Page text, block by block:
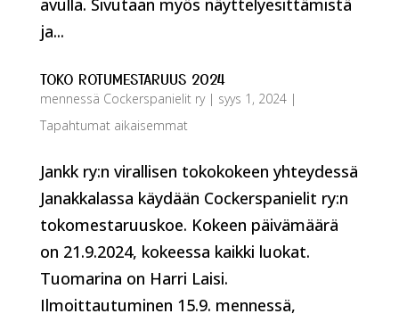
avulla. Sivutaan myös näyttelyesittämistä
ja...
TOKO ROTUMESTARUUS 2024
mennessä Cockerspanielit ry| syys 1, 2024|
Tapahtumat aikaisemmat
Jankk ry:n virallisen tokokokeen yhteydessä
Janakkalassa käydään Cockerspanielit ry:n
tokomestaruuskoe. Kokeen päivämäärä
on 21.9.2024, kokeessa kaikki luokat.
Tuomarina on Harri Laisi.
Ilmoittautuminen 15.9. mennessä,